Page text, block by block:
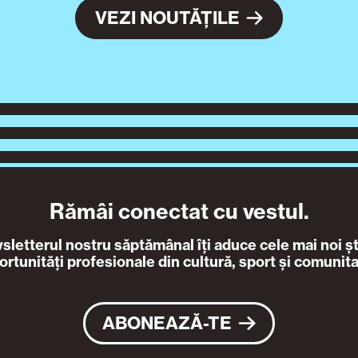
VEZI NOUTĂȚILE
Rămâi conectat cu vestul.
nostru săptămânal îți aduce cele mai noi
profesionale din cultură, sport și
ABONEAZĂ-TE